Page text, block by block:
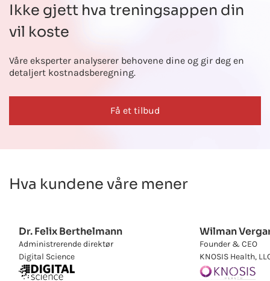
Ikke gjett hva treningsappen din
vil koste
Våre eksperter analyserer behovene dine og gir deg en
detaljert kostnadsberegning.
Få et tilbud
Hva kundene våre mener
Dr. Felix Berthelmann
Administrerende direktør
Digital Science
Wilman
Founder & CEO
KNOSIS Health,